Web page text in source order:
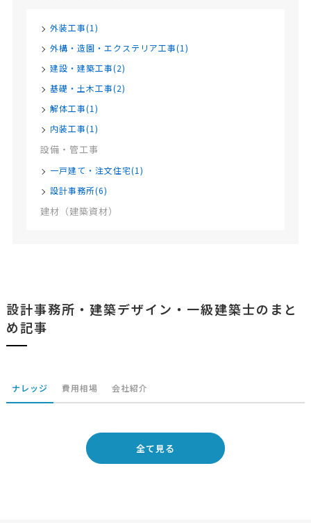
外装工事(1)
外構・造園・エクステリア工事(1)
建設・建築工事(2)
基礎・土木工事(2)
解体工事(1)
内装工事(1)
設備・管工事
一戸建て・注文住宅(1)
設計事務所(6)
建材（建築資材）
設計事務所・建築デザイン・一級建築士のまと
め記事
ナレッジ 費用相場 会社紹介
全て見る